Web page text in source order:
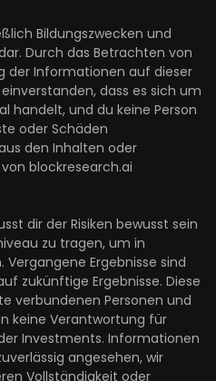
Bildungszwecken und
Durch das Betrachten von
der Informationen auf dieser
dass es sich um
handelt, und du keine Person
oder Schäden
den Inhalten oder
blockresearch.ai
dir der Risiken bewusst sein
zu tragen, um in
Ergebnisse sind
zukünftige Ergebnisse. Diese
verbundenen Personen und
keine Verantwortung für
Investments. Informationen
angesehen, wir
Vollständigkeit oder